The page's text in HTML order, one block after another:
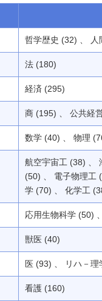
哲学歴史 (32) 、
法 (180)
経済 (295)
商 (195) 、 公共経
数学 (40) 、 物理
航空宇宙工 (38) 、
(50) 、 電子物理工
学 (70) 、 化学工
応用生物科学 (50)
獣医 (40)
医 (93) 、 リハ－
看護 (160)